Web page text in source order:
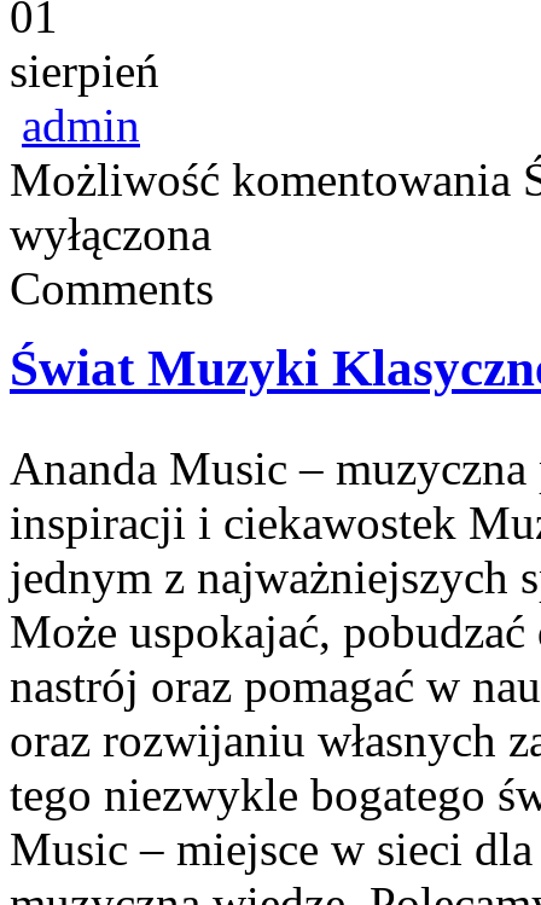
01
sierpień
admin
Możliwość komentowania
wyłączona
Comments
Świat Muzyki
Ananda Music – muzyczna
inspiracji i ciekawostek
jednym z najważniejszych
Może uspokajać,
nastrój oraz pomagać w
oraz rozwijaniu własnych
tego niezwykle bogatego
Music – miejsce w sieci